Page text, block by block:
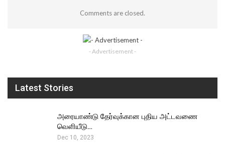
Comments are closed.
- Advertisement -
Latest Stories
அரையாண்டு தேர்வுக்கான புதிய அட்டவணை
வெளியீடு…
Dec 10, 2023